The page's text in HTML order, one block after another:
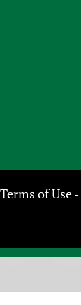
Terms of Use-